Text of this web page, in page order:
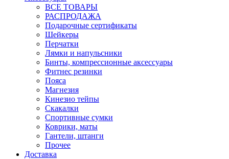
ВСЕ ТОВАРЫ
РАСПРОДАЖА
Подарочные сертификаты
Шейкеры
Перчатки
Лямки и напульсники
Бинты, компрессионные аксессуары
Фитнес резинки
Пояса
Магнезия
Кинезио тейпы
Скакалки
Спортивные сумки
Коврики, маты
Гантели, штанги
Прочее
Доставка